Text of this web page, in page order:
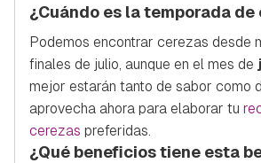
¿Cuándo es la temporada de
Podemos encontrar cerezas desde
finales de julio, aunque en el mes de
mejor estarán tanto de sabor como
aprovecha ahora para elaborar tu
cerezas preferidas.
¿Qué beneficios tiene esta